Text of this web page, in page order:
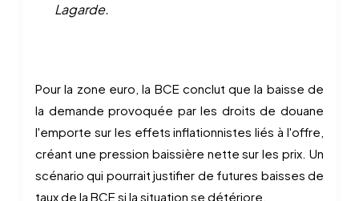
Lagarde.
Pour la zone euro, la BCE conclut que la baisse de
la demande provoquée par les droits de douane
l'emporte sur les effets inflationnistes liés à l'offre,
créant une pression baissière nette sur les prix. Un
scénario qui pourrait justifier de futures baisses de
taux de la BCE si la situation se détériore.